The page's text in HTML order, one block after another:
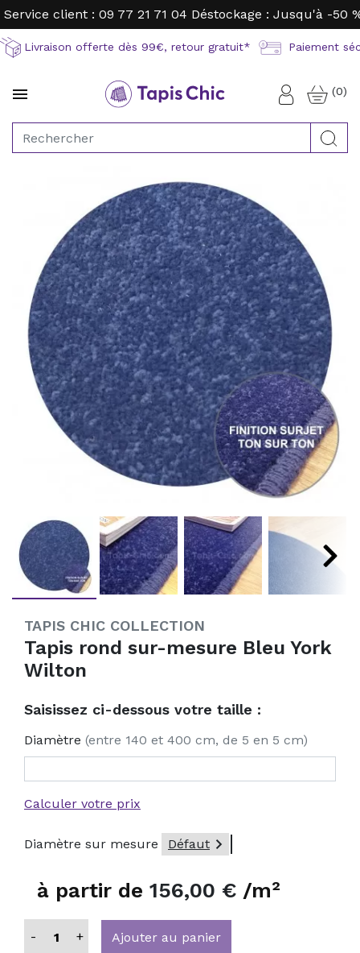
Service client : 09 77 21 71 04 Déstockage : Jusqu'à -50
Livraison offerte dès 99€, retour gratuit* Paiement
 Connexion
(0)
TAPIS CHIC COLLECTION
Tapis rond sur-mesure Bleu York
Wilton
Saisissez ci-dessous votre taille :
Diamètre (entre 140 et 400 cm, de 5 en 5 cm)
Calculer votre prix
Diamètre sur mesure Défaut 
à partir de 156,00 € /m²
- + Ajouter au panier